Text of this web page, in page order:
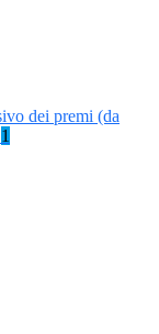
dei premi (da
1